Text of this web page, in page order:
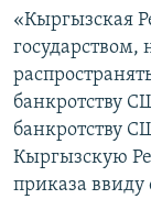
«Кыргызская
государством,
банкротству
банкротству
Кыргызскую
приказа ввиду